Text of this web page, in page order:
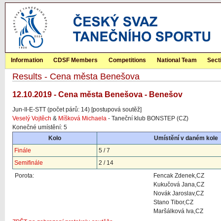
Information CDSF Members Competitions National Team
Results - Cena města Benešova
12.10.2019 - Cena města Benešova - Benešov
Jun-II-E-STT (počet párů: 14) [postupová soutěž]
Veselý Vojtěch & Míšková Michaela - Taneční klub BONSTEP (CZ)
Konečné umístění: 5
Kolo
Umístění v daném kole
Finále
5 / 7
Semifinále
2 / 14
Porota:
Fencak Zdenek,CZ
Kukučová Jana,CZ
Novák Jaroslav,CZ
Stano Tibor,CZ
Maršálková Iva,CZ